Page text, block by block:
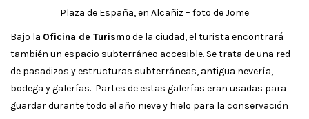
Plaza de España, en Alcañiz – foto de Jome
Bajo la Oficina de Turismode la ciudad, el turista encontrará
también un espacio subterráneo accesible. Se trata de una red
de pasadizos y estructuras subterráneas, antigua nevería,
bodega y galerías. Partes de estas galerías eran usadas para
guardar durante todo el año nieve y hielo para la conservación